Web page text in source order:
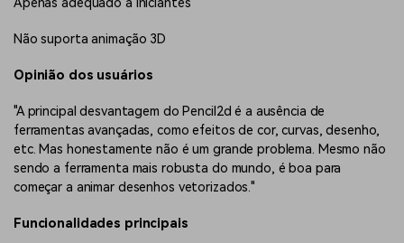
Não suporta animação 3D
Opinião dos usuários
"A principal desvantagem do Pencil2d é a ausência de
ferramentas avançadas, como efeitos de cor, curvas, desenho,
etc. Mas honestamente não é um grande problema. Mesmo não
sendo a ferramenta mais robusta do mundo, é boa para
começar a animar desenhos vetorizados."
Funcionalidades principais